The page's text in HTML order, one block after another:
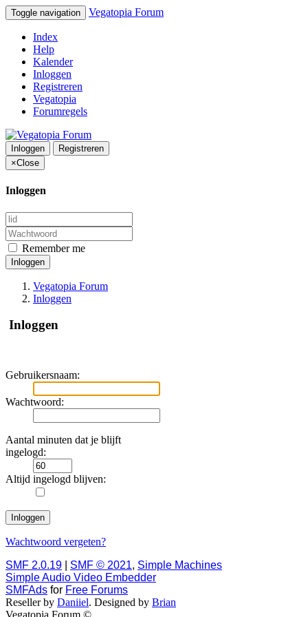
Toggle navigation Vegatopia Forum
Index
Help
Kalender
Inloggen
Registreren
Vegatopia
Forumregels
Inloggen
Registreren
×Close
Inloggen
Remember me
Inloggen
Vegatopia Forum
Inloggen
Inloggen
Gebruikersnaam:
Wachtwoord:
Aantal minuten dat je blijft
ingelogd:
Altijd ingelogd blijven:
Wachtwoord vergeten?
SMF 2.0.19
SMF © 2021, Simple Machines
Simple Audio Video Embedder
SMFAds for Free Forums
Reseller by Daniiel. Designed by Brian
Vegatopia Forum ©